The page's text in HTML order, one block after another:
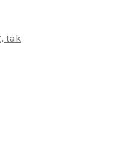
tak